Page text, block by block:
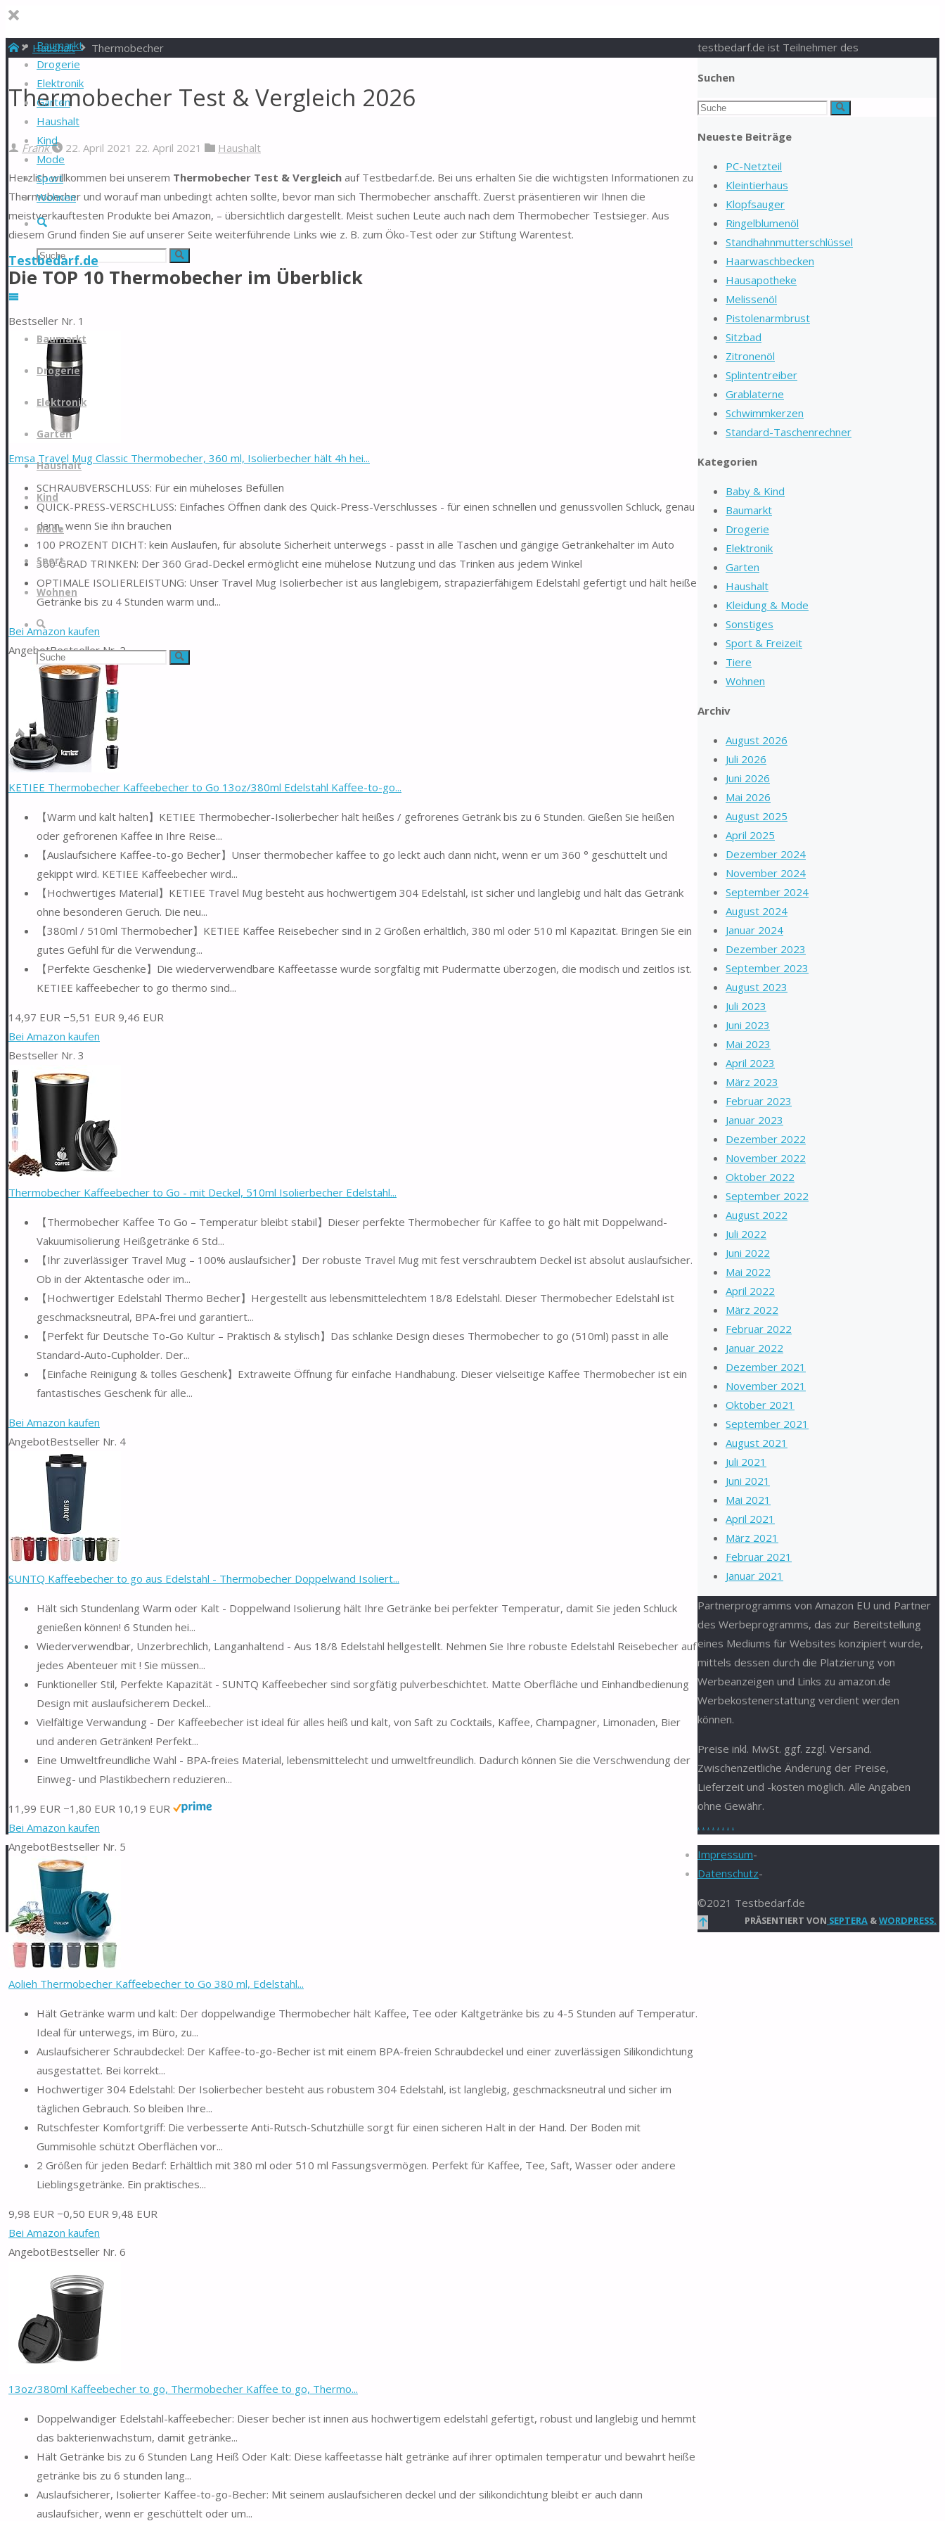
Baumarkt
Drogerie
Elektronik
Garten
Haushalt
Kind
Mode
Sport
Wohnen
Suche
Suchen
nach:
Suche
Testbedarf.de
springen
Baumarkt
Drogerie
Elektronik
Garten
Haushalt
Kind
Mode
Sport
Wohnen
Suchen
nach:
Suche
StartHaushalt Thermobecher
Thermobecher Test & Vergleich 2026
Frank 22. April 2021 22. April 2021 Haushalt
Herzlich willkommen bei unserem Thermobecher Test & Vergleich auf Testbedarf.de. Bei uns erhalten Sie die wichtigsten Informationen zu
Thermobecher und worauf man unbedingt achten sollte, bevor man sich Thermobecher anschafft. Zuerst präsentieren wir Ihnen die
meistverkauftesten Produkte bei Amazon, – übersichtlich dargestellt. Meist suchen Leute auch nach dem Thermobecher Testsieger. Aus
diesem Grund finden Sie auf unserer Seite weiterführende Links wie z. B. zum Öko-Test oder zur Stiftung Warentest.
Die TOP 10 Thermobecher im Überblick
Bestseller Nr. 1
Emsa Travel Mug Classic Thermobecher, 360 ml, Isolierbecher hält 4h hei...
SCHRAUBVERSCHLUSS: Für ein müheloses Befüllen
QUICK-PRESS-VERSCHLUSS: Einfaches Öffnen dank des Quick-Press-Verschlusses - für einen schnellen und genussvollen Schluck, genau
dann, wenn Sie ihn brauchen
100 PROZENT DICHT: kein Auslaufen, für absolute Sicherheit unterwegs - passt in alle Taschen und gängige Getränkehalter im Auto
360 GRAD TRINKEN: Der 360 Grad-Deckel ermöglicht eine mühelose Nutzung und das Trinken aus jedem Winkel
OPTIMALE ISOLIERLEISTUNG: Unser Travel Mug Isolierbecher ist aus langlebigem, strapazierfähigem Edelstahl gefertigt und hält heiße
Getränke bis zu 4 Stunden warm und...
Bei Amazon kaufen
AngebotBestseller Nr. 2
KETIEE Thermobecher Kaffeebecher to Go 13oz/380ml Edelstahl Kaffee-to-go...
【Warm und kalt halten】KETIEE Thermobecher-Isolierbecher hält heißes / gefrorenes Getränk bis zu 6 Stunden. Gießen Sie heißen
oder gefrorenen Kaffee in Ihre Reise...
【Auslaufsichere Kaffee-to-go Becher】Unser thermobecher kaffee to go leckt auch dann nicht, wenn er um 360 ° geschüttelt und
gekippt wird. KETIEE Kaffeebecher wird...
【Hochwertiges Material】KETIEE Travel Mug besteht aus hochwertigem 304 Edelstahl, ist sicher und langlebig und hält das Getränk
ohne besonderen Geruch. Die neu...
【380ml / 510ml Thermobecher】KETIEE Kaffee Reisebecher sind in 2 Größen erhältlich, 380 ml oder 510 ml Kapazität. Bringen Sie ein
gutes Gefühl für die Verwendung...
【Perfekte Geschenke】Die wiederverwendbare Kaffeetasse wurde sorgfältig mit Pudermatte überzogen, die modisch und zeitlos ist.
KETIEE kaffeebecher to go thermo sind...
14,97 EUR −5,51 EUR 9,46 EUR
Bei Amazon kaufen
Bestseller Nr. 3
Thermobecher Kaffeebecher to Go - mit Deckel, 510ml Isolierbecher Edelstahl...
【Thermobecher Kaffee To Go – Temperatur bleibt stabil】Dieser perfekte Thermobecher für Kaffee to go hält mit Doppelwand-
Vakuumisolierung Heißgetränke 6 Std...
【Ihr zuverlässiger Travel Mug – 100% auslaufsicher】Der robuste Travel Mug mit fest verschraubtem Deckel ist absolut auslaufsicher.
Ob in der Aktentasche oder im...
【Hochwertiger Edelstahl Thermo Becher】Hergestellt aus lebensmittelechtem 18/8 Edelstahl. Dieser Thermobecher Edelstahl ist
geschmacksneutral, BPA-frei und garantiert...
【Perfekt für Deutsche To-Go Kultur – Praktisch & stylisch】Das schlanke Design dieses Thermobecher to go (510ml) passt in alle
Standard-Auto-Cupholder. Der...
【Einfache Reinigung & tolles Geschenk】Extraweite Öffnung für einfache Handhabung. Dieser vielseitige Kaffee Thermobecher ist ein
fantastisches Geschenk für alle...
Bei Amazon kaufen
AngebotBestseller Nr. 4
SUNTQ Kaffeebecher to go aus Edelstahl - Thermobecher Doppelwand Isoliert...
Hält sich Stundenlang Warm oder Kalt - Doppelwand Isolierung hält Ihre Getränke bei perfekter Temperatur, damit Sie jeden Schluck
genießen können! 6 Stunden hei...
Wiederverwendbar, Unzerbrechlich, Langanhaltend - Aus 18/8 Edelstahl hellgestellt. Nehmen Sie Ihre robuste Edelstahl Reisebecher auf
jedes Abenteuer mit ! Sie müssen...
Funktioneller Stil, Perfekte Kapazität - SUNTQ Kaffeebecher sind sorgfätig pulverbeschichtet. Matte Oberfläche und Einhandbedienung
Design mit auslaufsicherem Deckel...
Vielfältige Verwandung - Der Kaffeebecher ist ideal für alles heiß und kalt, von Saft zu Cocktails, Kaffee, Champagner, Limonaden, Bier
und anderen Getränken! Perfekt...
Eine Umweltfreundliche Wahl - BPA-freies Material, lebensmittelecht und umweltfreundlich. Dadurch können Sie die Verschwendung der
Einweg- und Plastikbechern reduzieren...
11,99 EUR −1,80 EUR 10,19 EUR
Bei Amazon kaufen
AngebotBestseller Nr. 5
Aolieh Thermobecher Kaffeebecher to Go 380 ml, Edelstahl...
Hält Getränke warm und kalt: Der doppelwandige Thermobecher hält Kaffee, Tee oder Kaltgetränke bis zu 4-5 Stunden auf Temperatur.
Ideal für unterwegs, im Büro, zu...
Auslaufsicherer Schraubdeckel: Der Kaffee-to-go-Becher ist mit einem BPA-freien Schraubdeckel und einer zuverlässigen Silikondichtung
ausgestattet. Bei korrekt...
Hochwertiger 304 Edelstahl: Der Isolierbecher besteht aus robustem 304 Edelstahl, ist langlebig, geschmacksneutral und sicher im
täglichen Gebrauch. So bleiben Ihre...
Rutschfester Komfortgriff: Die verbesserte Anti-Rutsch-Schutzhülle sorgt für einen sicheren Halt in der Hand. Der Boden mit
Gummisohle schützt Oberflächen vor...
2 Größen für jeden Bedarf: Erhältlich mit 380 ml oder 510 ml Fassungsvermögen. Perfekt für Kaffee, Tee, Saft, Wasser oder andere
Lieblingsgetränke. Ein praktisches...
9,98 EUR −0,50 EUR 9,48 EUR
Bei Amazon kaufen
AngebotBestseller Nr. 6
13oz/380ml Kaffeebecher to go, Thermobecher Kaffee to go, Thermo...
Doppelwandiger Edelstahl-kaffeebecher: Dieser becher ist innen aus hochwertigem edelstahl gefertigt, robust und langlebig und hemmt
das bakterienwachstum, damit getränke...
Hält Getränke bis zu 6 Stunden Lang Heiß Oder Kalt: Diese kaffeetasse hält getränke auf ihrer optimalen temperatur und bewahrt heiße
getränke bis zu 6 stunden lang...
Auslaufsicherer, Isolierter Kaffee-to-go-Becher: Mit seinem auslaufsicheren deckel und der silikondichtung bleibt er auch dann
auslaufsicher, wenn er geschüttelt oder um...
Suchen
Suchen
Suche
Neueste Beiträge
PC-Netzteil
Kleintierhaus
Klopfsauger
Ringelblumenöl
Standhahnmutterschlüssel
Haarwaschbecken
Hausapotheke
Melissenöl
Pistolenarmbrust
Sitzbad
Zitronenöl
Splintentreiber
Grablaterne
Schwimmkerzen
Standard-Taschenrechner
Kategorien
Baby & Kind
Baumarkt
Drogerie
Elektronik
Garten
Haushalt
Kleidung & Mode
Sonstiges
Sport & Freizeit
Tiere
Wohnen
Archiv
August 2026
Juli 2026
Juni 2026
Mai 2026
August 2025
April 2025
Dezember 2024
November 2024
September 2024
August 2024
Januar 2024
Dezember 2023
September 2023
August 2023
Juli 2023
Juni 2023
Mai 2023
April 2023
März 2023
Februar 2023
Januar 2023
Dezember 2022
November 2022
Oktober 2022
September 2022
August 2022
Juli 2022
Juni 2022
Mai 2022
April 2022
März 2022
Februar 2022
Januar 2022
Dezember 2021
November 2021
Oktober 2021
September 2021
August 2021
Juli 2021
Juni 2021
Mai 2021
April 2021
März 2021
Februar 2021
Januar 2021
testbedarf.de ist Teilnehmer des
Partnerprogramms von Amazon EU und Partner
des Werbeprogramms, das zur Bereitstellung
eines Mediums für Websites konzipiert wurde,
mittels dessen durch die Platzierung von
Werbeanzeigen und Links zu amazon.de
Werbekostenerstattung verdient werden
können.
Preise inkl. MwSt. ggf. zzgl. Versand.
Zwischenzeitliche Änderung der Preise,
Lieferzeit und -kosten möglich. Alle Angaben
ohne Gewähr.
. . . . . . . .
Impressum-
Datenschutz-
©2021 Testbedarf.de
PRÄSENTIERT VON SEPTERA &WORDPRESS.
Zurück